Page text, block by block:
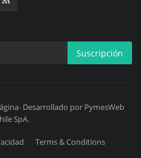
Suscripción
Desarrollado por PymesWeb
SpA.
Terms & Conditions